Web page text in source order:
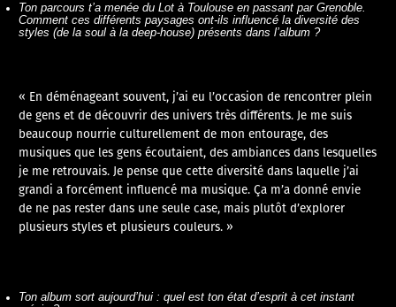
Ton parcours t’a menée du Lot à Toulouse en passant par Grenoble.
Comment ces différents paysages ont-ils influencé la diversité des
styles (de la soul à la deep-house) présents dans l’album ?
« En déménageant souvent, j’ai eu l’occasion de rencontrer plein
de gens et de découvrir des univers très différents. Je me suis
beaucoup nourrie culturellement de mon entourage, des
musiques que les gens écoutaient, des ambiances dans lesquelles
je me retrouvais. Je pense que cette diversité dans laquelle j’ai
grandi a forcément influencé ma musique. Ça m’a donné envie
de ne pas rester dans une seule case, mais plutôt d’explorer
plusieurs styles et plusieurs couleurs. »
Ton album sort aujourd’hui : quel est ton état d’esprit à cet instant